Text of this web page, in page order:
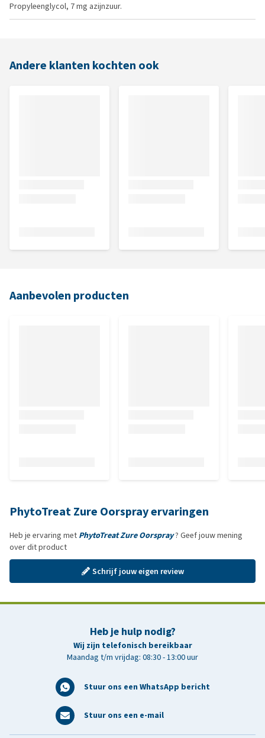
Propyleenglycol, 7 mg azijnzuur.
Andere klanten kochten ook
Aanbevolen producten
PhytoTreat Zure Oorspray ervaringen
Heb je ervaring met PhytoTreat Zure Oorspray? Geef jouw mening
over dit product
Schrijf jouw eigen review
Heb je hulp nodig?
Wij zijn telefonisch bereikbaar
Maandag t/m vrijdag: 08:30 - 13:00 uur
Stuur ons een WhatsApp bericht
Stuur ons een e-mail